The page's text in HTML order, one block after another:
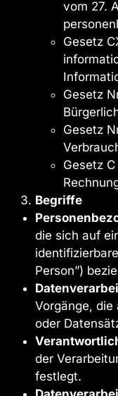
vom 27.
Gesetz
Gesetz
Gesetz
Gesetz
Begriffe
die sich auf
Person”)
Vorgänge, die
oder
der
festlegt.